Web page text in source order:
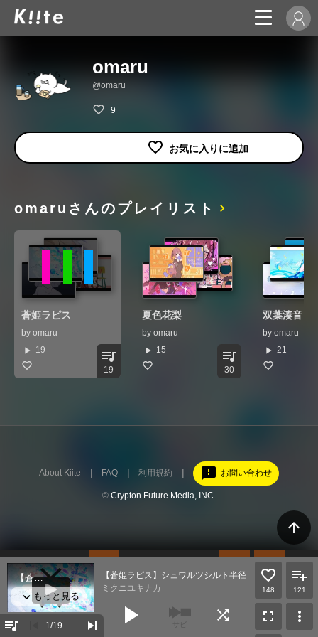
omaru
@omaru
9
omaruさんのプレイリスト
蒼姫ラピス
by omaru
play_arrow 19 queue_music
19
夏色花梨
by omaru
play_arrow 15 queue_music
30
双葉湊音
by omaru
play_arrow 21
arrow_upward
About Kiite FAQ 利用規約 feedback お問い合わせ
© Crypton Future Media, INC.
queue_music 1 /19 skip_next
【蒼姫ラピス】シュワルツシルト半径【オリジナル】
ミクニユキナカ
play_arrow サビ
shuffle
148 121
fullscreen more_vert